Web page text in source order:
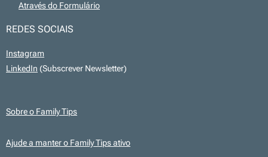
Através do Formulário
REDES SOCIAIS
Instagram
LinkedIn (Subscrever Newsletter)
Sobre o Family Tips
Ajude a manter o Family Tips ativo